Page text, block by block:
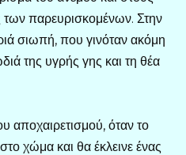
των παρευρισκομένων. Στην
σιωπή, που γινόταν ακόμη
της υγρής γης και τη θέα
αποχαιρετισμού, όταν το
χώμα και θα έκλεινε ένας